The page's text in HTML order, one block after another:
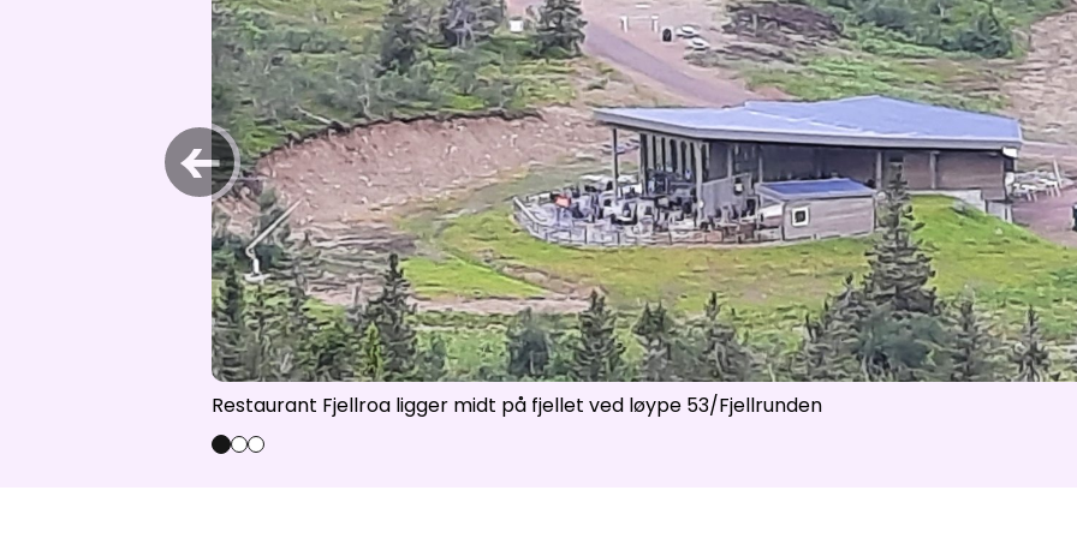
Åpne heiser:0/41 Åpne løyper:0/70
Vær- og føredata er levert avfnugg,Yr, Meteorologisk institutt og NRK
←
Restaurant Fjellroa ligger midt på fjellet ved løype 53/Fjellrunden
0 1 2